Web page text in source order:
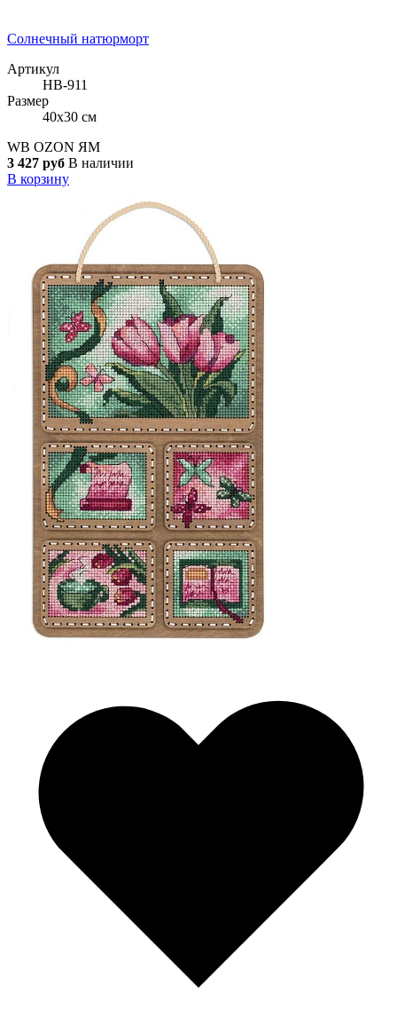
Солнечный натюрморт
Артикул
НВ-911
Размер
40x30 см
WB OZON ЯМ
3 427 руб В наличии
В корзину